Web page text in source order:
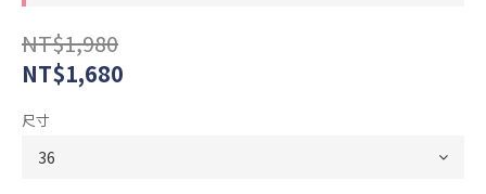
NT$1,980
NT$1,680
尺寸